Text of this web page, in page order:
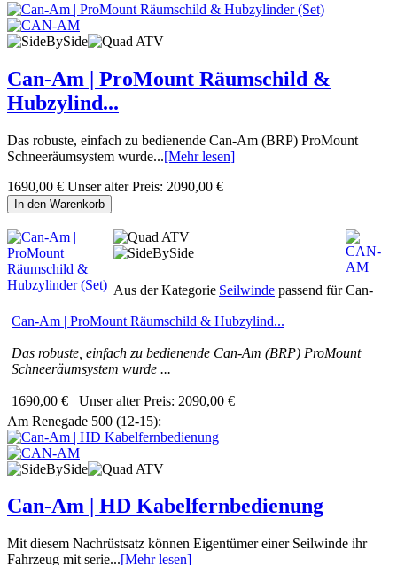
Can-Am | ProMount Räumschild &
Hubzylind...
Das robuste, einfach zu bedienende Can-Am (BRP) ProMount
Schneeräumsystem wurde...[Mehr lesen]
1690,00 € Unser alter Preis: 2090,00 €
In den Warenkorb
Can-Am | ProMount Räumschild & Hubzylind...
Das robuste, einfach zu bedienende Can-Am (BRP) ProMount
Schneeräumsystem wurde ...
1690,00 € Unser alter Preis: 2090,00 €
Aus der Kategorie Seilwinde passend für Can-
Am Renegade 500 (12-15):
Can-Am | HD Kabelfernbedienung
Mit diesem Nachrüstsatz können Eigentümer einer Seilwinde ihr
Fahrzeug mit serie...[Mehr lesen]